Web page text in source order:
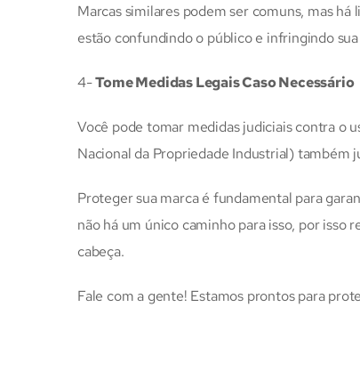
Marcas similares podem ser comuns, mas
estão confundindo o público e infringindo
4-Tome Medidas Legais Caso Necessário
Você pode tomar medidas judiciais contra o
Nacional da Propriedade Industrial) também
Proteger sua marca é fundamental para
não há um único caminho para isso, por
cabeça.
Fale com a gente! Estamos prontos para